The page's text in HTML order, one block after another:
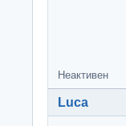
Неактивен
Luca